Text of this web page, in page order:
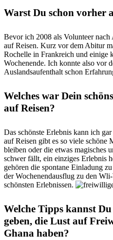
Warst Du schon vorher
Bevor ich 2008 als Volunteer
auf Reisen. Kurz vor dem Abitur
Rochelle in Frankreich und einige
Wochenende. Ich konnte also vor
Auslandsaufenthalt schon
Welches war Dein
auf Reisen?
Das schönste Erlebnis kann ich
auf Reisen gibt es so viele schöne
bleiben oder die etwas magisches
schwer fällt, ein einziges Erlebnis
gehören die spontane Einladung
der Wochenendausflug zu den
schönsten Erlebnissen.
Welche Tipps kannst
geben, die Lust auf
Ghana haben?